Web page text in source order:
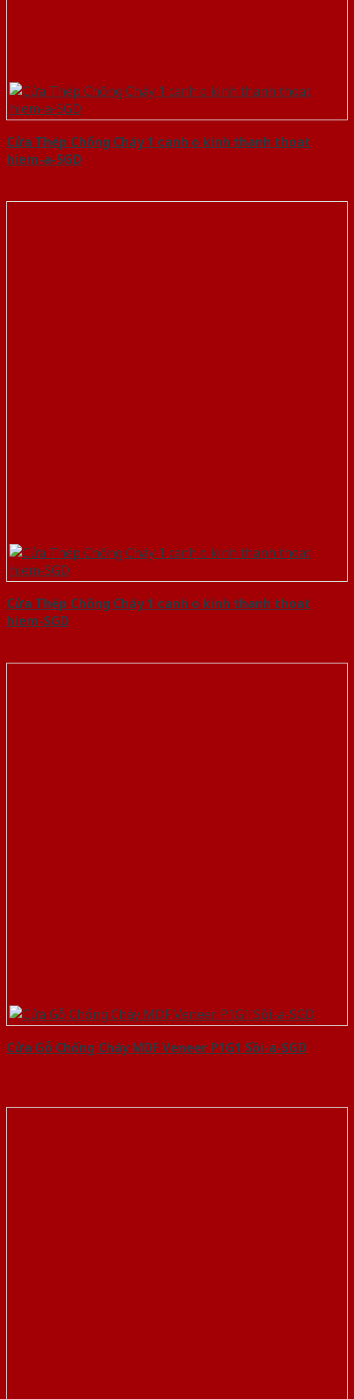
Cửa Thép Chống Cháy 1 canh o kinh thanh thoat
hiem-a-SGD
Cửa Thép Chống Cháy 1 canh o kinh thanh thoat
hiem-SGD
Cửa Gỗ Chống Cháy MDF Veneer P1G1 Sồi-a-SGD